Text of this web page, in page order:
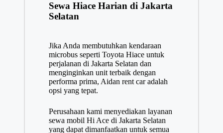
Sewa Hiace Harian di Jakarta
Selatan
Jika Anda membutuhkan kendaraan
microbus seperti Toyota Hiace untuk
perjalanan di Jakarta Selatan dan
menginginkan unit terbaik dengan
performa prima, Aidan rent car adalah
opsi yang tepat.
Perusahaan kami menyediakan layanan
sewa mobil Hi Ace di Jakarta Selatan
yang dapat dimanfaatkan untuk semua